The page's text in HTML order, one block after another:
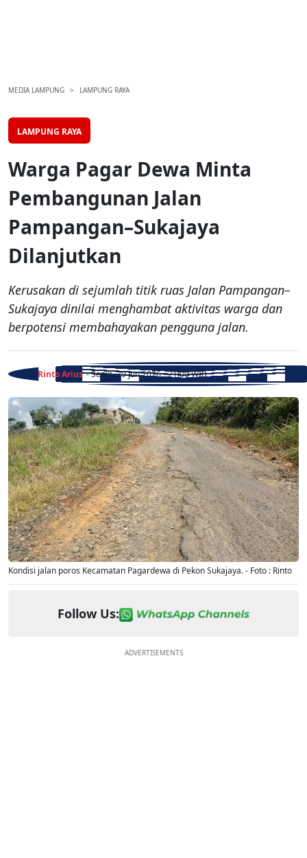
MEDIA LAMPUNG LAMPUNG RAYA
LAMPUNG RAYA
Warga Pagar Dewa Minta
Pembangunan Jalan
Pampangan–Sukajaya
Dilanjutkan
Kerusakan di sejumlah titik ruas Jalan Pampangan–
Sukajaya dinilai menghambat aktivitas warga dan
berpotensi membahayakan pengguna jalan.
Rinto Arius - Senin, 29 Jun 2026 - 21:00 WIB
Kondisi jalan poros Kecamatan Pagardewa di Pekon Sukajaya. - Foto : Rinto
Follow Us:
ADVERTISEMENTS